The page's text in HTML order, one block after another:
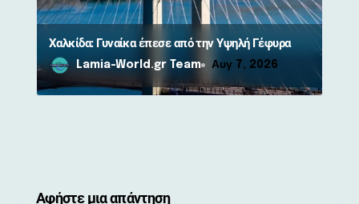
Χαλκίδα: Γυναίκα έπεσε από την Υψηλή Γέφυρα
Lamia-World.gr Team Αυγ 7, 2026
Αφήστε μια απάντηση